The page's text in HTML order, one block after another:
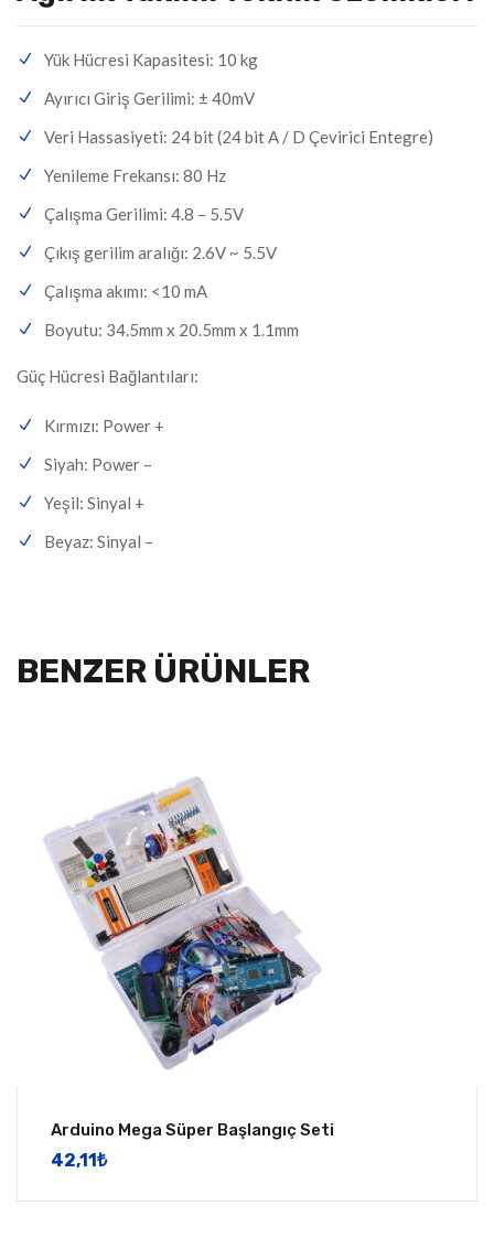
Yük Hücresi Kapasitesi: 10 kg
Ayırıcı Giriş Gerilimi: ± 40mV
Veri Hassasiyeti: 24 bit (24 bit A / D Çevirici Entegre)
Yenileme Frekansı: 80 Hz
Çalışma Gerilimi: 4.8 – 5.5V
Çıkış gerilim aralığı: 2.6V ~ 5.5V
Çalışma akımı: <10 mA
Boyutu: 34.5mm x 20.5mm x 1.1mm
Güç Hücresi Bağlantıları:
Kırmızı: Power +
Siyah: Power –
Yeşil: Sinyal +
Beyaz: Sinyal –
BENZER ÜRÜNLER
Arduino Mega Süper Başlangıç Seti
42,11​₺